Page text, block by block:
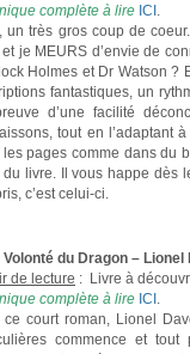
complète à lire ICI .
un très gros coup de
je MEURS d’envie de
Holmes et Dr Watson ?
fantastiques, un
d’une facilité
tout en l’adaptant
pages comme dans du
du livre. Il vous happe dès
c’est celui-ci.
Volonté du Dragon – Lionel
de lecture : Livre à
complète à lire ICI .
ce court roman, Lionel
commence et